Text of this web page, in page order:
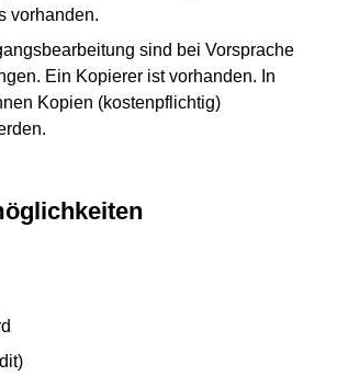
vorhanden.
sind bei Vorsprache
Ein Kopierer ist vorhanden. In
Kopien (kostenpflichtig)